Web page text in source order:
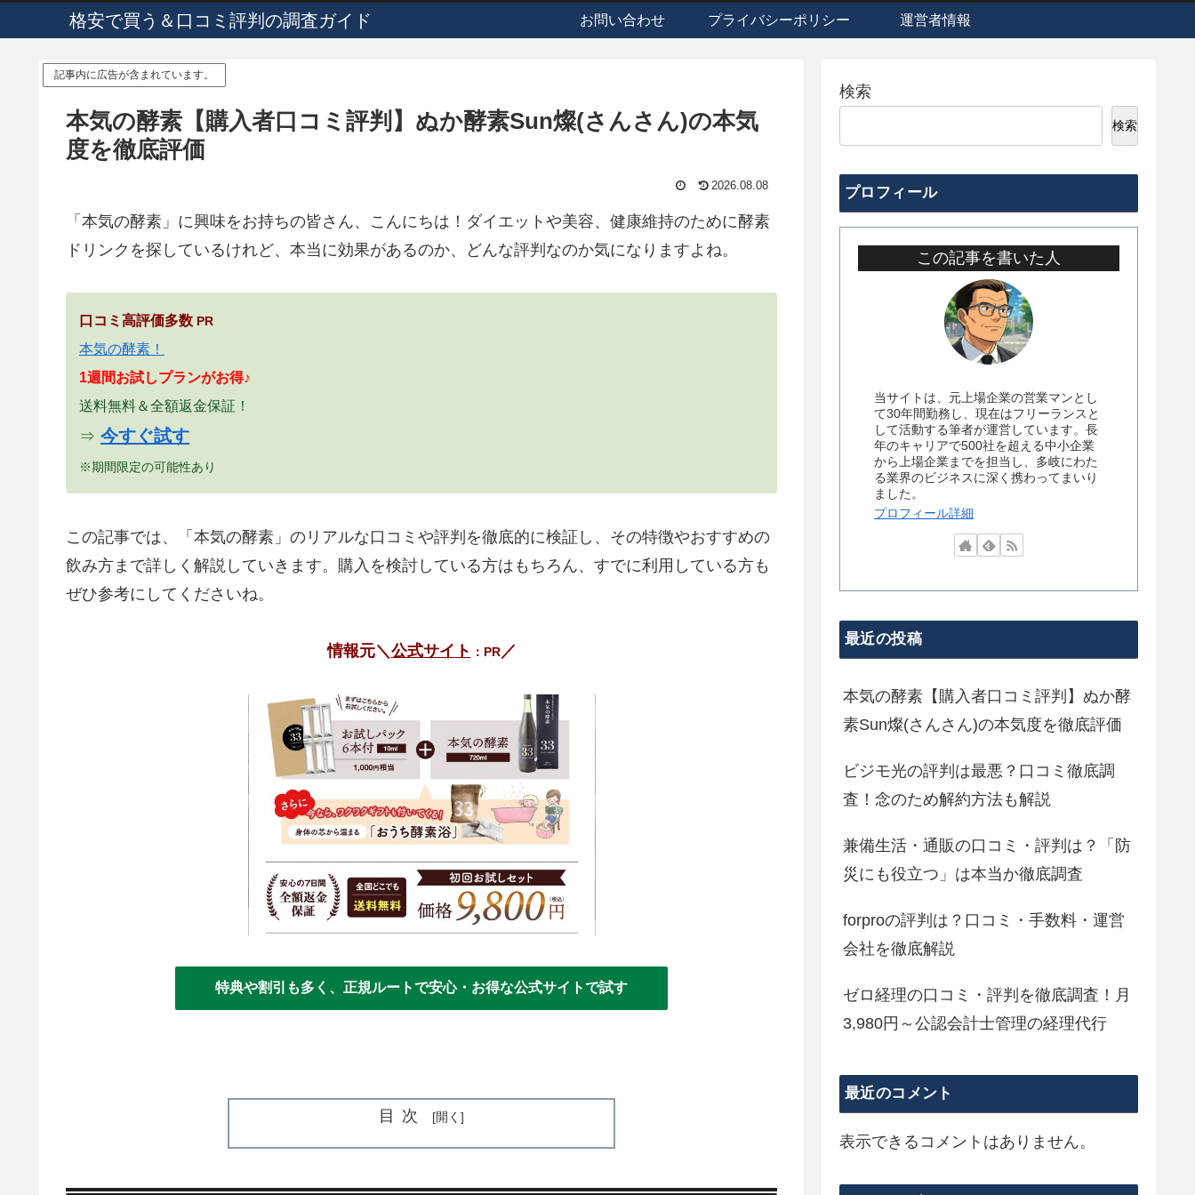
格安で買う＆口コミ評判の調査ガイド お問い合わせ プライバシーポリシー 運営者情報
記事内に広告が含まれています。
本気の酵素【購入者口コミ評判】ぬか酵素Sun燦(さんさん)の本気
度を徹底評価
2026.08.08
「本気の酵素」に興味をお持ちの皆さん、こんにちは！ダイエットや美容、健康維持のために酵素
ドリンクを探しているけれど、本当に効果があるのか、どんな評判なのか気になりますよね。
口コミ高評価多数 PR
本気の酵素！
1週間お試しプランがお得♪
送料無料＆全額返金保証！
⇒ 今すぐ試す
※期間限定の可能性あり
この記事では、「本気の酵素」のリアルな口コミや評判を徹底的に検証し、その特徴やおすすめの
飲み方まで詳しく解説していきます。購入を検討している方はもちろん、すでに利用している方も
ぜひ参考にしてくださいね。
情報元＼公式サイト ：PR／
特典や割引も多く、正規ルートで安心・お得な公式サイトで試す
目次
検索
検索
プロフィール
この記事を書いた人
当サイトは、元上場企業の営業マンとし
て30年間勤務し、現在はフリーランスと
して活動する筆者が運営しています。長
年のキャリアで500社を超える中小企業
から上場企業までを担当し、多岐にわた
る業界のビジネスに深く携わってまいり
ました。
プロフィール詳細
最近の投稿
本気の酵素【購入者口コミ評判】ぬか酵
素Sun燦(さんさん)の本気度を徹底評価
ビジモ光の評判は最悪？口コミ徹底調
査！念のため解約方法も解説
兼備生活・通販の口コミ・評判は？「防
災にも役立つ」は本当か徹底調査
forproの評判は？口コミ・手数料・運営
会社を徹底解説
ゼロ経理の口コミ・評判を徹底調査！月
3,980円～公認会計士管理の経理代行
最近のコメント
表示できるコメントはありません。